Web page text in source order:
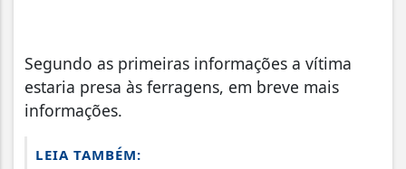
Segundo as primeiras informações a vítima
estaria presa às ferragens, em breve mais
informações.
LEIA TAMBÉM: